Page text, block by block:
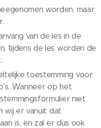
worden, maar
van de les in de
tijdens de les worden de
toestemming voor
Wanneer op het
niet
wij er vanuit dat
is, en zal er dus ook